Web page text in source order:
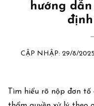
hướng
CẬP NHẬP: 29/8/
Tìm hiểu rõ nộp đơn